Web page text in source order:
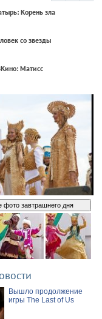
Корень зла
со звезды
Матисс
фото завтрашнего дня
Вышло продолжение
игры The Last of Us